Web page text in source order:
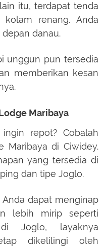
itu, terdapat tenda
renang. Anda
danau.
unggun pun tersedia
memberikan kesan
Maribaya
repot? Cobalah
Maribaya di Ciwidey.
yang tersedia di
dan tipe Joglo.
dapat menginap
lebih mirip seperti
Joglo, layaknya
dikelilingi oleh